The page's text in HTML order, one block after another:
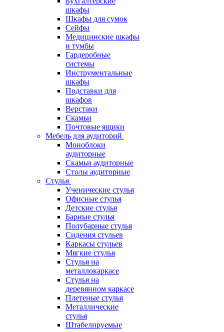
шкафы
Шкафы для сумок
Сейфы
Медицинские шкафы
и тумбы
Гардеробные
системы
Инструментальные
шкафы
Подставки для
шкафов
Верстаки
Скамьи
Почтовые ящики
Мебель для аудиторий
Моноблоки
аудиторные
Скамьи аудиторные
Столы аудиторные
Стулья
Ученические стулья
Офисные стулья
Детские стулья
Барные стулья
Полубарные стулья
Сидения стульев
Каркасы стульев
Мягкие стулья
Стулья на
металлокаркасе
Стулья на
деревянном каркасе
Плетеные стулья
Металлические
стулья
Штабелируемые